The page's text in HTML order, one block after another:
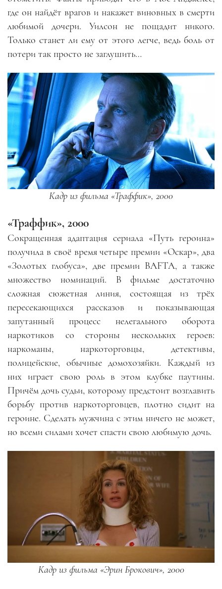
где он найдёт врагов и накажет виновных в смерти
любимой дочери. Уилсон не пощадит никого.
Только станет ли ему от этого легче, ведь боль от
потери так просто не заглушить…
Кадр из фильма «Траффик», 2000
«Траффик», 2000
Сокращенная адаптация сериала «Путь героина»
получила в своё время четыре премии «Оскар», два
«Золотых глобуса», две премии BAFTA, а также
множество номинаций. В фильме достаточно
сложная сюжетная линия, состоящая из трёх
пересекающихся рассказов и показывающая
запутанный процесс нелегального оборота
наркотиков со стороны нескольких героев:
наркоманы, наркоторговцы, детективы,
полицейские, обычные домохозяйки. Каждый из
них играет свою роль в этом клубке паутины.
Причём дочь судьи, которому предстоит возглавить
борьбу против наркоторговцев, плотно сидит на
героине. Сделать мужчина с этим ничего не может,
но всеми силами хочет спасти свою любимую дочь.
Кадр из фильма «Эрин Брокович», 2000